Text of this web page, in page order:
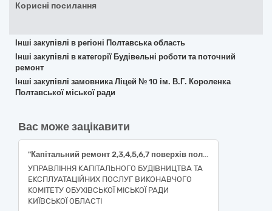
Корисні посилання
Інші закупівлі в регіоні Полтавська область
Інші закупівлі в категорії Будівельні роботи та поточний
ремонт
Інші закупівлі замовника Ліцей № 10 ім. В.Г. Короленка
Полтавської міської ради
Вас може зацікавити
"Капітальний ремонт 2,3,4,5,6,7 поверхів поліклініки за адресою: Київська область, м.Обухів, вул.Каштанова,52". Коригування".
УПРАВЛІННЯ КАПІТАЛЬНОГО БУДІВНИЦТВА ТА
ЕКСПЛУАТАЦІЙНИХ ПОСЛУГ ВИКОНАВЧОГО
КОМІТЕТУ ОБУХІВСЬКОЇ МІСЬКОЇ РАДИ
КИЇВСЬКОЇ ОБЛАСТІ